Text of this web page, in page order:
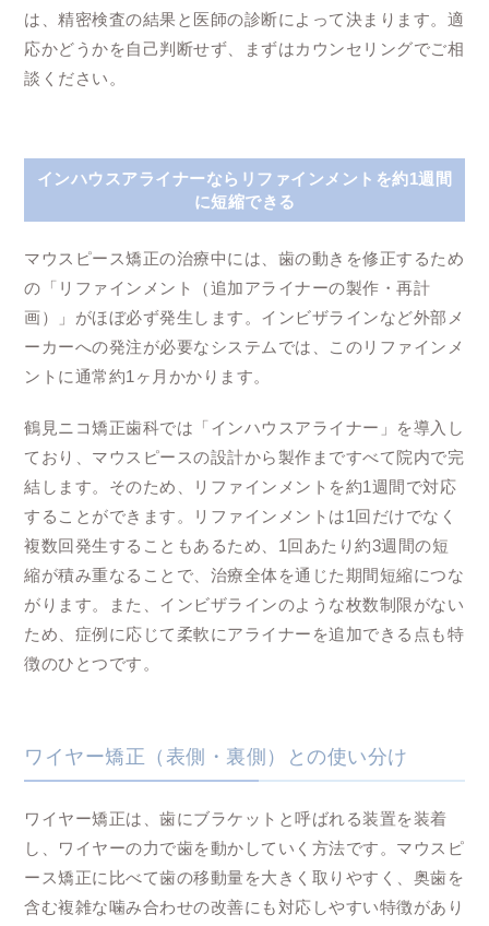
は、精密検査の結果と医師の診断によって決まります。適
応かどうかを自己判断せず、まずはカウンセリングでご相
談ください。
インハウスアライナーならリファインメントを約1週間
に短縮できる
マウスピース矯正の治療中には、歯の動きを修正するため
の「リファインメント（追加アライナーの製作・再計
画）」がほぼ必ず発生します。インビザラインなど外部メ
ーカーへの発注が必要なシステムでは、このリファインメ
ントに通常約1ヶ月かかります。
鶴見ニコ矯正歯科では「インハウスアライナー」を導入し
ており、マウスピースの設計から製作まですべて院内で完
結します。そのため、リファインメントを約1週間で対応
することができます。リファインメントは1回だけでなく
複数回発生することもあるため、1回あたり約3週間の短
縮が積み重なることで、治療全体を通じた期間短縮につな
がります。また、インビザラインのような枚数制限がない
ため、症例に応じて柔軟にアライナーを追加できる点も特
徴のひとつです。
ワイヤー矯正（表側・裏側）との使い分け
ワイヤー矯正は、歯にブラケットと呼ばれる装置を装着
し、ワイヤーの力で歯を動かしていく方法です。マウスピ
ース矯正に比べて歯の移動量を大きく取りやすく、奥歯を
含む複雑な噛み合わせの改善にも対応しやすい特徴があり